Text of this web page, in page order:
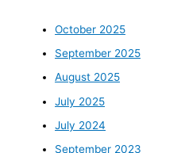
October 2025
September 2025
August 2025
July 2025
July 2024
September 2023